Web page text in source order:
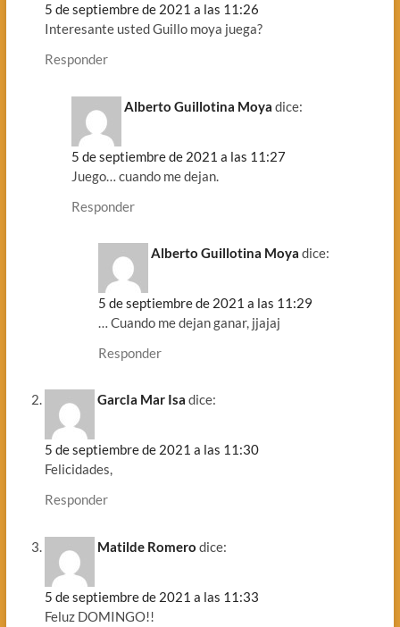
5 de septiembre de 2021 a las 11:26
Interesante usted Guillo moya juega?
Responder
Alberto Guillotina Moya dice:
5 de septiembre de 2021 a las 11:27
Juego… cuando me dejan.
Responder
Alberto Guillotina Moya dice:
5 de septiembre de 2021 a las 11:29
… Cuando me dejan ganar, jjajaj
Responder
GarcIa Mar Isa dice:
5 de septiembre de 2021 a las 11:30
Felicidades,
Responder
Matilde Romero dice:
5 de septiembre de 2021 a las 11:33
Feluz DOMINGO!!